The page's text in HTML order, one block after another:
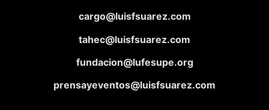
cargo@luisfsuarez.com
tahec@luisfsuarez.com
fundacion@lufesupe.org
prensayeventos@luisfsuarez.com